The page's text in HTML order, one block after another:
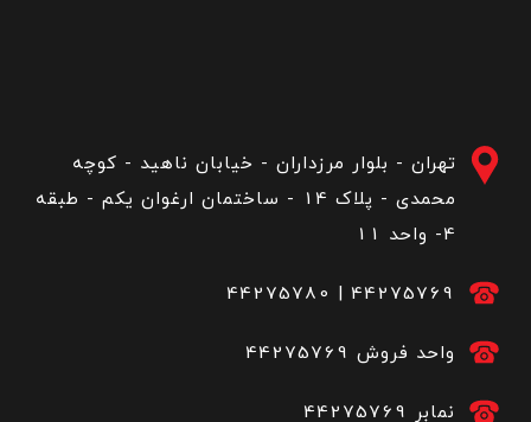
تهران - بلوار مرزداران - خیابان ناهید - کوچه
محمدی - پلاک 14 - ساختمان ارغوان یکم - طبقه
4- واحد 11
44275780 | 44275769
44275769 واحد فروش
44275769 نمابر